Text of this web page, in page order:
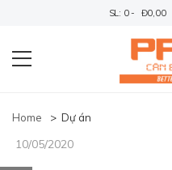
SL: 0 - Đ0,00
Home > Dự án
10/05/2020